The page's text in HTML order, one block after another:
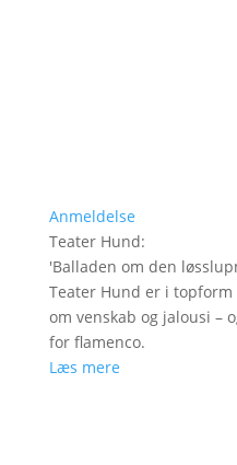
Anmeldelse
Teater Hund:
'Balladen om den
Teater Hund er i
om venskab og jalousi –
for flamenco.
Læs mere